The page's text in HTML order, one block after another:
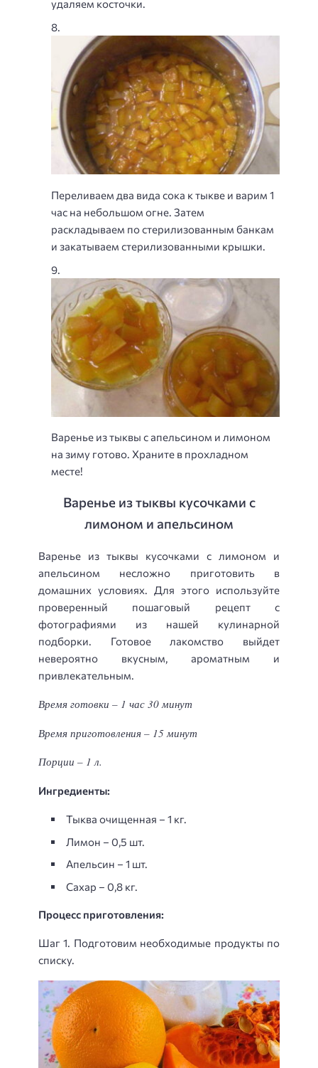
удаляем косточки.
Переливаем два вида сока к тыкве и варим 1
час на небольшом огне. Затем
раскладываем по стерилизованным банкам
и закатываем стерилизованными крышки.
Варенье из тыквы с апельсином и лимоном
на зиму готово. Храните в прохладном
месте!
Варенье из тыквы кусочками с
лимоном и апельсином
Варенье из тыквы кусочками с лимоном и
апельсином несложно приготовить в
домашних условиях. Для этого используйте
проверенный пошаговый рецепт с
фотографиями из нашей кулинарной
подборки. Готовое лакомство выйдет
невероятно вкусным, ароматным и
привлекательным.
Время готовки – 1 час 30 минут
Время приготовления – 15 минут
Порции – 1 л.
Ингредиенты:
Тыква очищенная – 1 кг.
Лимон – 0,5 шт.
Апельсин – 1 шт.
Сахар – 0,8 кг.
Процесс приготовления:
Шаг 1. Подготовим необходимые продукты по
списку.